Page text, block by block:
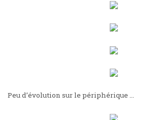
Peu d’évolution sur le périphérique …